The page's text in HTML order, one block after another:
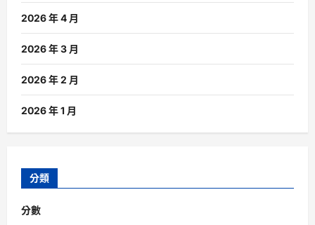
2026 年 4 月
2026 年 3 月
2026 年 2 月
2026 年 1 月
分類
分數